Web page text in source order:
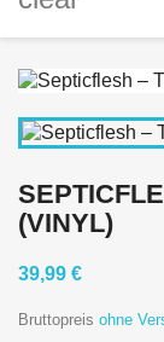
(VINYL)
39,99 €
Bruttopreis ohne